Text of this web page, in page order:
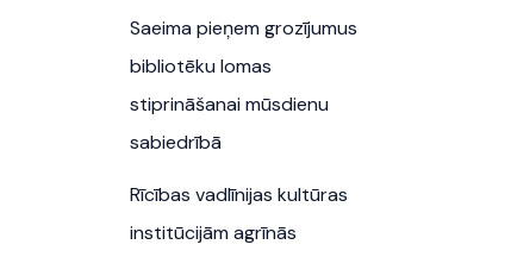
Saeima pieņem grozījumus
bibliotēku lomas
stiprināšanai mūsdienu
sabiedrībā
Rīcības vadlīnijas kultūras
institūcijām agrīnās